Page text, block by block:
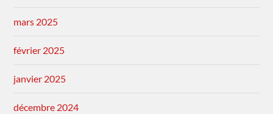
mars 2025
février 2025
janvier 2025
décembre 2024